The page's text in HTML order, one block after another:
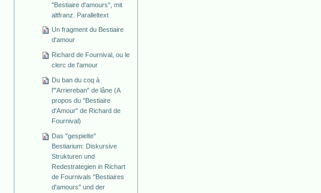
"Bestiaire d'amours", mit
altfranz. Paralleltext
Un fragment du Bestiaire
d'amour
Richard de Fournival, ou le
clerc de l'amour
Du ban du coq à
l'"Arriereban" de lâne (A
propos du "Bestiaire
d'Amour" de Richard de
Fournival)
Das "gespielte"
Bestiarium: Diskursive
Strukturen und
Redestrategien in Richart
de Fournivals "Bestiaires
d'amours" und der